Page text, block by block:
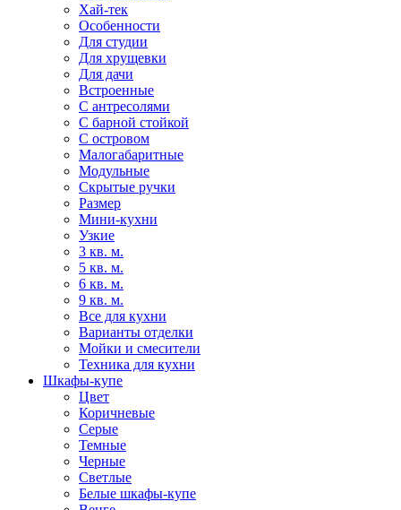
Хай-тек
Особенности
Для студии
Для хрущевки
Для дачи
Встроенные
С антресолями
С барной стойкой
С островом
Малогабаритные
Модульные
Скрытые ручки
Размер
Мини-кухни
Узкие
3 кв. м.
5 кв. м.
6 кв. м.
9 кв. м.
Все для кухни
Варианты отделки
Мойки и смесители
Техника для кухни
Шкафы-купе
Цвет
Коричневые
Серые
Темные
Черные
Светлые
Белые шкафы-купе